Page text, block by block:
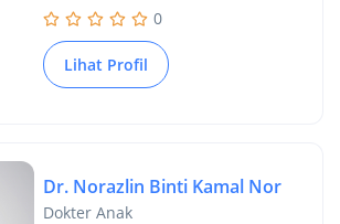
0
Lihat Profil
Dr. Norazlin Binti Kamal Nor
Dokter Anak